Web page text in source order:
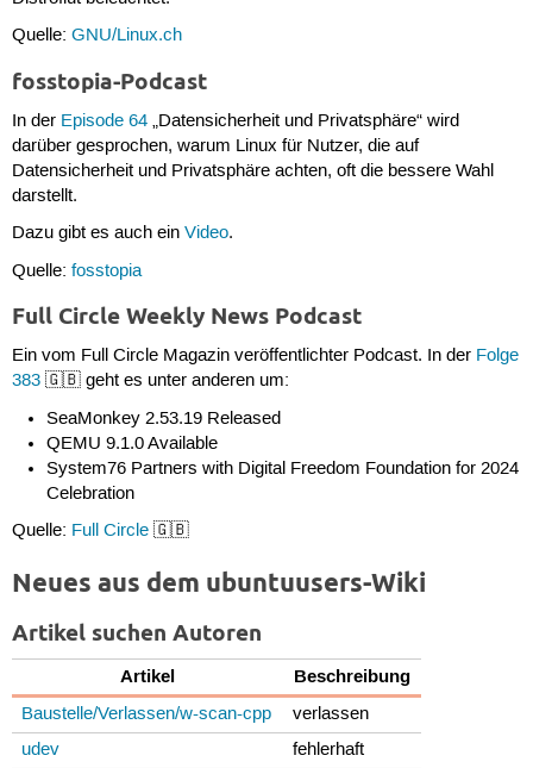
Quelle: GNU/Linux.ch
fosstopia-Podcast
In der Episode 64„Datensicherheit und Privatsphäre“ wird
darüber gesprochen, warum Linux für Nutzer, die auf
Datensicherheit und Privatsphäre achten, oft die bessere Wahl
darstellt.
Dazu gibt es auch ein Video.
Quelle: fosstopia
Full Circle Weekly News Podcast
Ein vom Full Circle Magazin veröffentlichter Podcast. In der Folge
383🇬🇧 geht es unter anderen um:
SeaMonkey 2.53.19 Released
QEMU 9.1.0 Available
System76 Partners with Digital Freedom Foundation for 2024
Celebration
Quelle: Full Circle🇬🇧
Neues aus dem ubuntuusers-Wiki
Artikel suchen Autoren
Artikel Beschreibung
Baustelle/Verlassen/w-scan-cpp
verlassen
udev
fehlerhaft